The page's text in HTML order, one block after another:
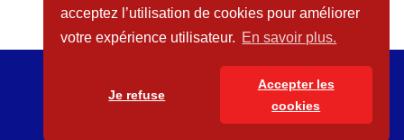
acceptez l’utilisation de cookies pour améliorer
votre expérience utilisateur. En savoir plus.
Je refuse
Accepter les
cookies